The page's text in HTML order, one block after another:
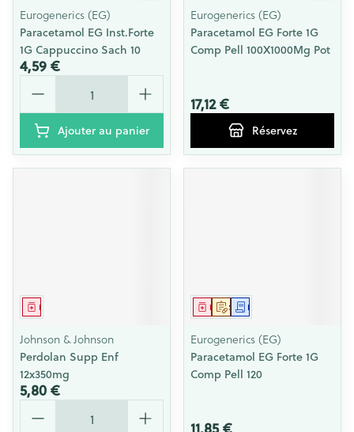
Eurogenerics (EG)
Paracetamol EG Inst.Forte
1G Cappuccino Sach 10
4,59 €
Quantité
Ajouter au panier
Eurogenerics (EG)
Paracetamol EG Forte 1G
Comp Pell 100X1000Mg Pot
17,12 €
Réservez
Médicament
Johnson & Johnson
Perdolan Supp Enf
12x350mg
5,80 €
Quantité
Sur prescription
MédicamentDemande écrite
Eurogenerics (EG)
Paracetamol EG Forte 1G
Comp Pell 120